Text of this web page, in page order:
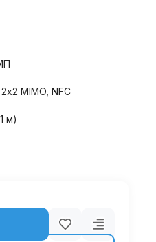
MIMO, NFC
м)